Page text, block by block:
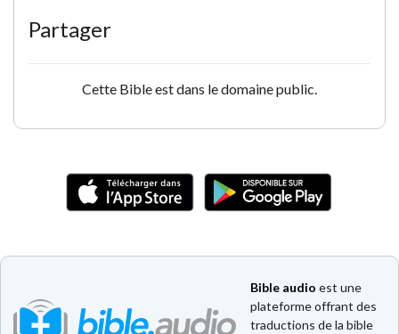
Partager
Cette Bible est dans le domaine public.
Bible audio est une
plateforme offrant des
traductions de la bible